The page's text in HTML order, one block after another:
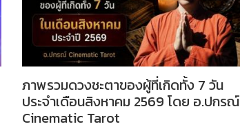
ภาพรวมดวงชะตาของผู้ที่เกิดทั้ง 7 วัน
ประจำเดือนสิงหาคม 2569 โดย อ.ปกรณ์
Cinematic Tarot